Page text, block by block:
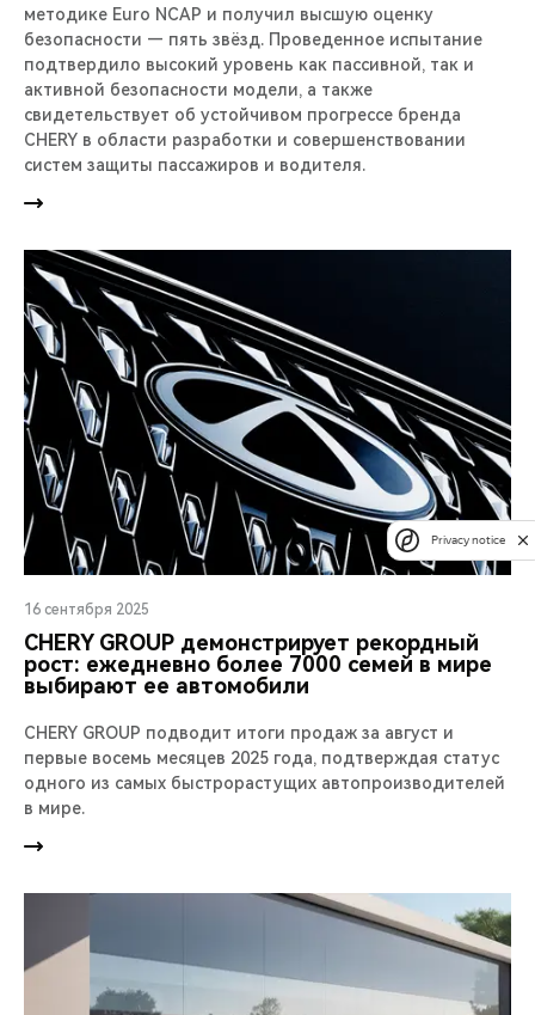
методике Euro NCAP и получил высшую оценку
безопасности — пять звёзд. Проведенное испытание
подтвердило высокий уровень как пассивной, так и
активной безопасности модели, а также
свидетельствует об устойчивом прогрессе бренда
CHERY в области разработки и совершенствовании
систем защиты пассажиров и водителя.
16 сентября 2025
CHERY GROUP демонстрирует рекордный
рост: ежедневно более 7000 семей в мире
выбирают ее автомобили
CHERY GROUP подводит итоги продаж за август и
первые восемь месяцев 2025 года, подтверждая статус
одного из самых быстрорастущих автопроизводителей
в мире.
Privacy notice